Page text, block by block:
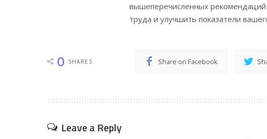
вышеперечисленных
труда и улучшить показатели
0 SHARES Share on Facebook
Leave a Reply